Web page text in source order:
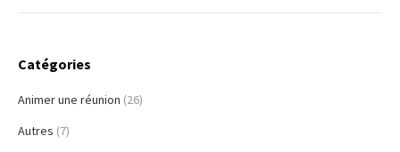
Catégories
Animer une réunion (26)
Autres (7)